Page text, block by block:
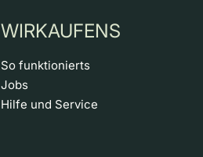
WIRKAUFENS
So funktionierts
Jobs
Hilfe und Service